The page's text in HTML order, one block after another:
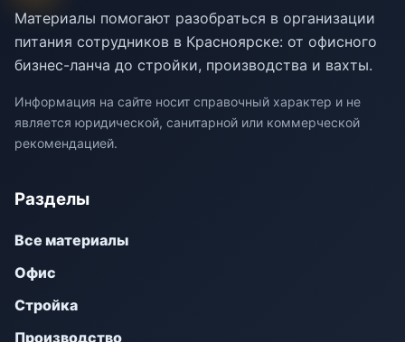
Материалы помогают разобраться в организации
питания сотрудников в Красноярске: от офисного
бизнес-ланча до стройки, производства и вахты.
Информация на сайте носит справочный характер и не
является юридической, санитарной или коммерческой
рекомендацией.
Разделы
Все материалы
Офис
Стройка
Производство